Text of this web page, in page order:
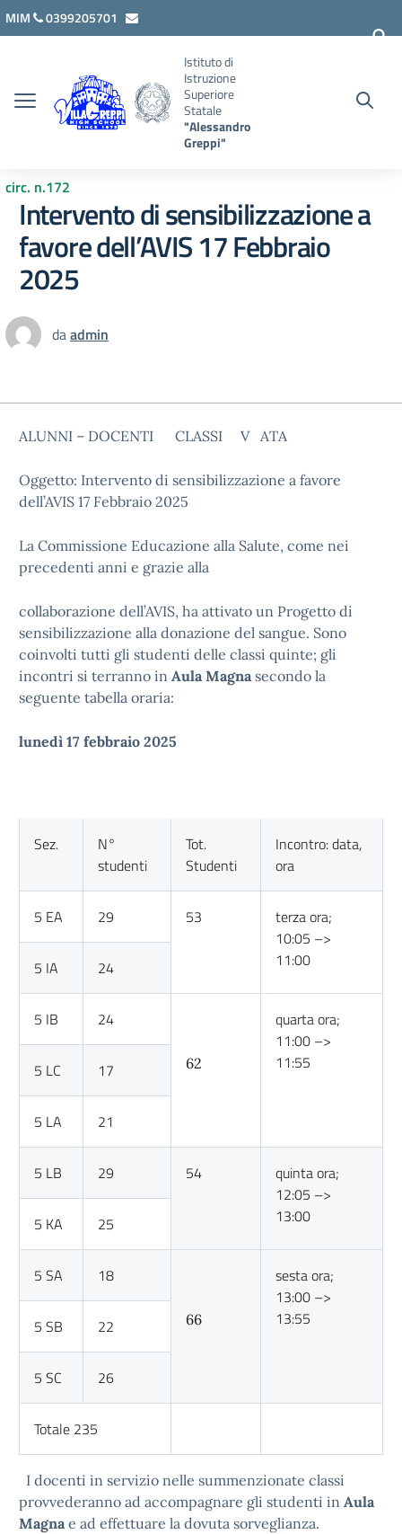
Vai ai contenuti
Vai al menu di navigazione
Vai al footer
MIM
0399205701
Istituto di
Istruzione
Superiore
Statale
"Alessandro
Greppi"
circ. n.172
Intervento di sensibilizzazione a
favore dell’AVIS 17 Febbraio
2025
daadmin
ALUNNI – DOCENTI CLASSI V ATA
Oggetto: Intervento di sensibilizzazione a favore
dell’AVIS 17 Febbraio 2025
La Commissione Educazione alla Salute, come nei
precedenti anni e grazie alla
collaborazione dell’AVIS, ha attivato un Progetto di
sensibilizzazione alla donazione del sangue. Sono
coinvolti tutti gli studenti delle classi quinte; gli
incontri si terranno in Aula Magnasecondo la
seguente tabella oraria:
lunedì 17 febbraio 2025
Sez.
N°
studenti
Tot.
Studenti
Incontro: data,
ora
5 EA 29 53
terza ora;
10:05 –>
11:00
5 IA 24
5 IB 24
62
quarta ora;
11:00 –>
11:55
5 LC 17
5 LA 21
5 LB 29 54
quinta ora;
12:05 –>
13:00
5 KA 25
5 SA 18
66
sesta ora;
13:00 –>
13:55
5 SB 22
5 SC 26
Totale 235
I docenti in servizio nelle summenzionate classi
provvederanno ad accompagnare gli studenti in Aula
Magnae ad effettuare la dovuta sorveglianza.